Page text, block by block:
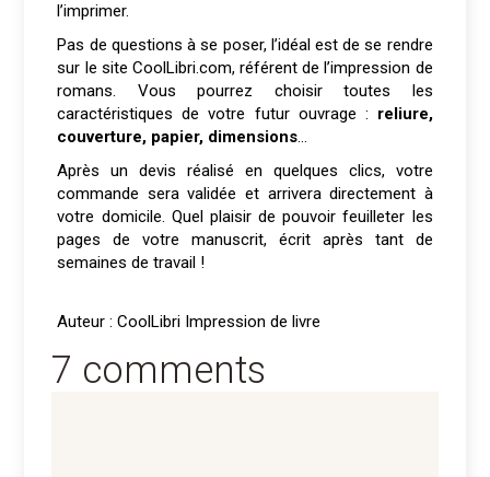
l’imprimer.
Pas de questions à se poser, l’idéal est de se rendre
sur le site CoolLibri.com, référent de l’impression de
romans. Vous pourrez choisir toutes les
caractéristiques de votre futur ouvrage : reliure,
couverture, papier, dimensions…
Après un devis réalisé en quelques clics, votre
commande sera validée et arrivera directement à
votre domicile. Quel plaisir de pouvoir feuilleter les
pages de votre manuscrit, écrit après tant de
semaines de travail !
Auteur : CoolLibri Impression de livre
7 comments